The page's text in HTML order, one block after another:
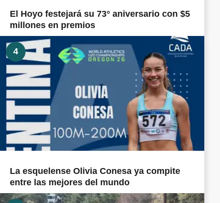
El Hoyo festejará su 73° aniversario con $5
millones en premios
4
La esquelense Olivia Conesa ya compite
entre las mejores del mundo